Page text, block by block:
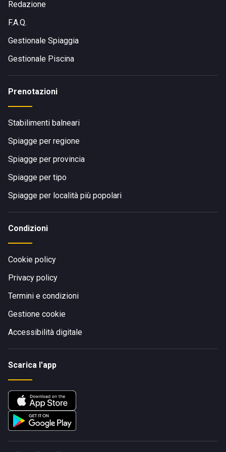
Redazione
F.A.Q.
Gestionale Spiaggia
Gestionale Piscina
Prenotazioni
Stabilimenti balneari
Spiagge per regione
Spiagge per provincia
Spiagge per tipo
Spiagge per località più popolari
Condizioni
Cookie policy
Privacy policy
Termini e condizioni
Gestione cookie
Accessibilità digitale
Scarica l'app